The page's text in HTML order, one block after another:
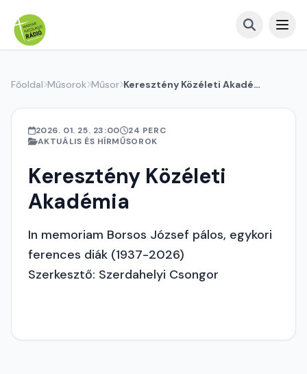
Főoldal Műsorok Műsor Keresztény Közéleti Akadémia
2026. 01. 25. 23:00
24 PERC
AKTUÁLIS ÉS HÍRMŰSOROK
Keresztény Közéleti
Akadémia
In memoriam Borsos József pálos, egykori
ferences diák (1937-2026)
Szerkesztő: Szerdahelyi Csongor